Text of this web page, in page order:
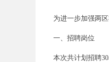
为进一步加强两区
一、招聘岗位
本次共计划招聘30